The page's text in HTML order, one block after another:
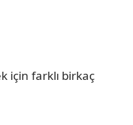
için farklı birkaç